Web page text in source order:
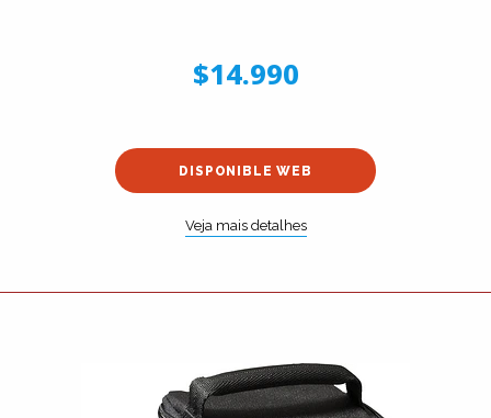
$14.990
DISPONIBLE WEB
Veja mais detalhes